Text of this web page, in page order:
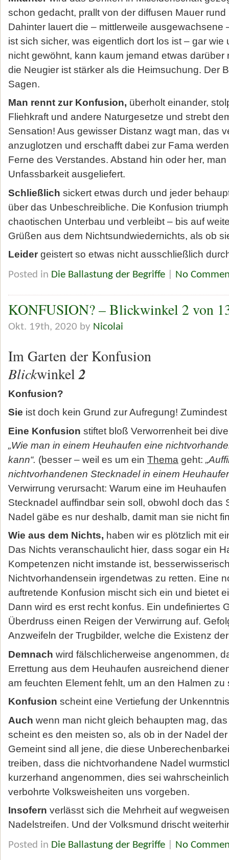
schon gedacht, prallt von der diffusen Mauer
Dahinter lauert die – mittlerweile ausgewachsene
ist sich sicher, was eigentlich dort los ist – gar wie
nicht gewöhnt, kann kaum jemand etwas
die Neugier ist stärker als die Heimsuchung. Der
Sagen.
Man rennt zur Konfusion, überholt einander,
Fliehkraft und andere Naturgesetze und strebt
Sensation! Aus gewisser Distanz wagt man, das
anzuglotzen und erschafft dabei zur Fama
Ferne des Verstandes. Abstand hin oder her,
Unfassbarkeit ausgeliefert.
Schließlich sickert etwas durch und jeder
über das Unbeschreibliche. Die Konfusion
chaotischen Unterbau und verbleibt – bis auf
Grüßen aus dem Nichtsundwiedernichts, als ob
Leider geistert so etwas nicht ausschließlich
Posted in Die Ballastung der Begriffe No
KONFUSION? – Blickwinkel 2 von
Okt. 19th, 2020 by Nicolai
Im Garten der Konfusion
Blickwinkel2
Konfusion?
Sie ist doch kein Grund zur Aufregung!
Eine Konfusion stiftet bloß Verworrenheit bei
„Wie man in einem Heuhaufen eine
kann“. (besser – weil es um ein Thema geht:
nichtvorhandenen Stecknadel in einem
Verwirrung verursacht: Warum eine im
Stecknadel auffindbar sein soll, obwohl doch das
Nadel gäbe es nur deshalb, damit man sie nicht
Wie aus dem Nichts, haben wir es plötzlich mit
Das Nichts veranschaulicht hier, dass sogar ein
Kompetenzen nicht imstande ist,
Nichtvorhandensein irgendetwas zu retten. Eine
auftretende Konfusion mischt sich ein und bietet
Dann wird es erst recht konfus. Ein undefiniertes
Überdruss einen Reigen der Verwirrung auf.
Anzweifeln der Trugbilder, welche die Existenz
Demnach wird fälschlicherweise angenommen,
Errettung aus dem Heuhaufen ausreichend
am feuchten Element fehlt, um an den Halmen zu
Konfusion scheint eine Vertiefung der
Auch wenn man nicht gleich behaupten mag,
scheint es den meisten so, als ob in der Nadel
Gemeint sind all jene, die diese
treiben, dass die nichtvorhandene Nadel
kurzerhand angenommen, dies sei
verbohrte Volksweisheiten uns vorgeben.
Insofern verlässt sich die Mehrheit auf
Nadelstreifen. Und der Volksmund drischt
Posted in Die Ballastung der Begriffe No